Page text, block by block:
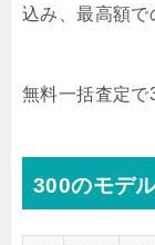
込み、最高額で
無料一括査定で
300のモデ